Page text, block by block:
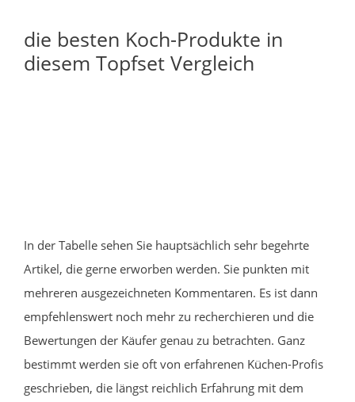
die besten Koch-Produkte in
diesem Topfset Vergleich
In der Tabelle sehen Sie hauptsächlich sehr begehrte
Artikel, die gerne erworben werden. Sie punkten mit
mehreren ausgezeichneten Kommentaren. Es ist dann
empfehlenswert noch mehr zu recherchieren und die
Bewertungen der Käufer genau zu betrachten. Ganz
bestimmt werden sie oft von erfahrenen Küchen-Profis
geschrieben, die längst reichlich Erfahrung mit dem